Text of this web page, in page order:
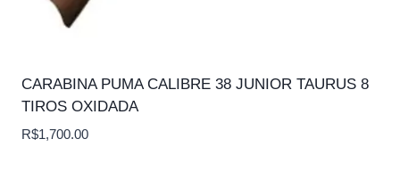
CARABINA PUMA CALIBRE 38 JUNIOR TAURUS 8
TIROS OXIDADA
R$1,700.00